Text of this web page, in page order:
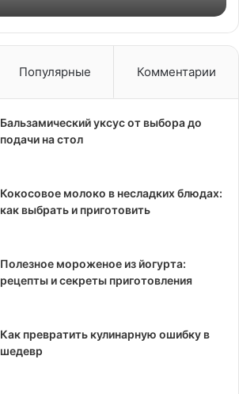
Популярные Комментарии
Бальзамический уксус от выбора до
подачи на стол
Кокосовое молоко в несладких блюдах:
как выбрать и приготовить
Полезное мороженое из йогурта:
рецепты и секреты приготовления
Как превратить кулинарную ошибку в
шедевр